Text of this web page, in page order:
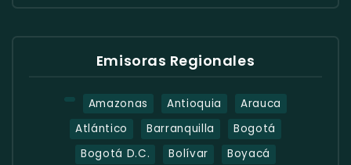
Emisoras Regionales
Amazonas Antioquia
Arauca
Atlántico
Barranquilla
Bogotá
Bogotá D.C.
Bolívar
Boyacá